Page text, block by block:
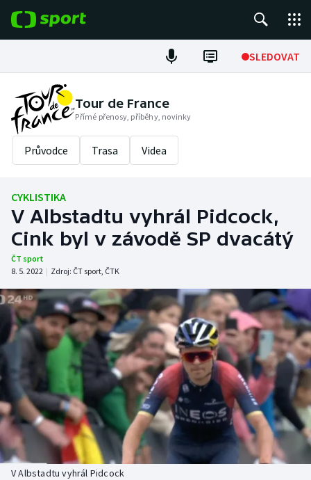
SLEDOVAT
Fotbal
Hokej
Tenis
Cyklistika
DALŠÍ SPORTY
Americký fotbal
Baseball a softbal
Basketbal
Biatlon
Boby a skeleton
NEPŘEHLÉDNĚTE
Soutěže
Historické návraty
Aplikace ČT sport
AZ kvíz
Tour de France
Přímé přenosy, příběhy, novinky
Průvodce Trasa Videa
CYKLISTIKA
V Albstadtu vyhrál Pidcock,
Cink byl v závodě SP dvacátý
ČT sport
8. 5. 2022 | Zdroj: ČT sport, ČTK
V Albstadtu vyhrál Pidcock